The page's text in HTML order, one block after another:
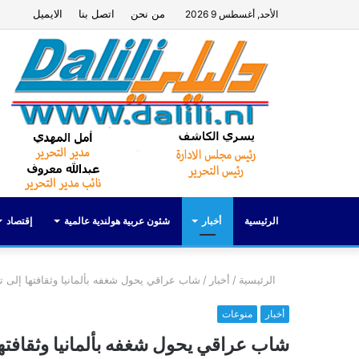
الأحد, أغسطس 9 2026 من نحن اتصل بنا الايميل
الرئيسية أخبار شئون عربية هولندية عالمية إقتصاد
الرئيسية / أخبار / شاب عراقي يحول شغفه بألمانيا وثقافتها إلى
أخبار منوعات
شاب عراقي يحول شغفه بألمانيا